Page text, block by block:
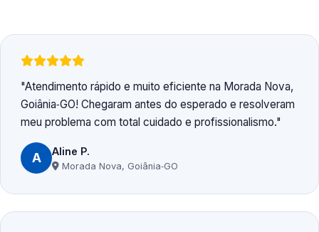
Atendimento rápido e muito eficiente na Morada Nova,
Goiânia‑GO! Chegaram antes do esperado e resolveram
meu problema com total cuidado e profissionalismo.
A Aline P.
Morada Nova, Goiânia‑GO